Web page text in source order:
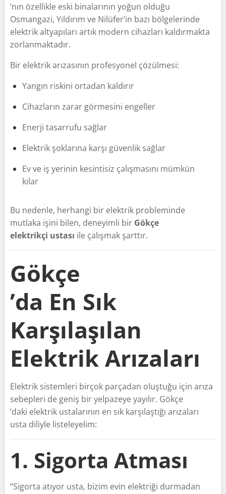
’nın özellikle eski binalarının yoğun olduğu
Osmangazi, Yıldırım ve Nilüfer’in bazı bölgelerinde
elektrik altyapıları artık modern cihazları kaldırmakta
zorlanmaktadır.
Bir elektrik arızasının profesyonel çözülmesi:
Yangın riskini ortadan kaldırır
Cihazların zarar görmesini engeller
Enerji tasarrufu sağlar
Elektrik şoklarına karşı güvenlik sağlar
Ev ve iş yerinin kesintisiz çalışmasını mümkün
kılar
Bu nedenle, herhangi bir elektrik probleminde
mutlaka işini bilen, deneyimli bir Gökçe
elektrikçi ustası ile çalışmak şarttır.
Gökçe
’da En Sık
Karşılaşılan
Elektrik Arızaları
Elektrik sistemleri birçok parçadan oluştuğu için arıza
sebepleri de geniş bir yelpazeye yayılır. Gökçe
’daki elektrik ustalarının en sık karşılaştığı arızaları
usta diliyle listeleyelim:
1. Sigorta Atması
“Sigorta atıyor usta, bizim evin elektriği durmadan